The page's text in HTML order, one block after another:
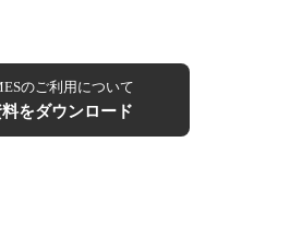
のご利用について
料をダウンロード